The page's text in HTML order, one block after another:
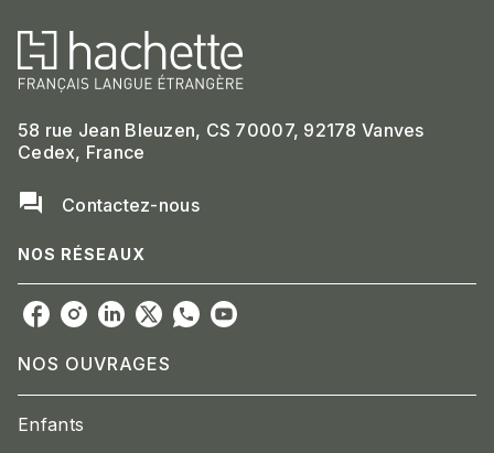
58 rue Jean Bleuzen, CS 70007, 92178 Vanves
Cedex, France
question_answer Contactez-nous
NOS RÉSEAUX
NOS OUVRAGES
Enfants